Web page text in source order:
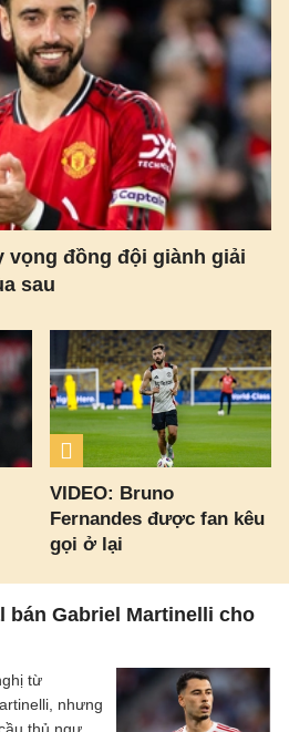
vọng đồng đội giành giải
sau
VIDEO: Bruno
Fernandes được fan kêu
gọi ở lại
bán Gabriel Martinelli cho
từ
nhưng
thủ người